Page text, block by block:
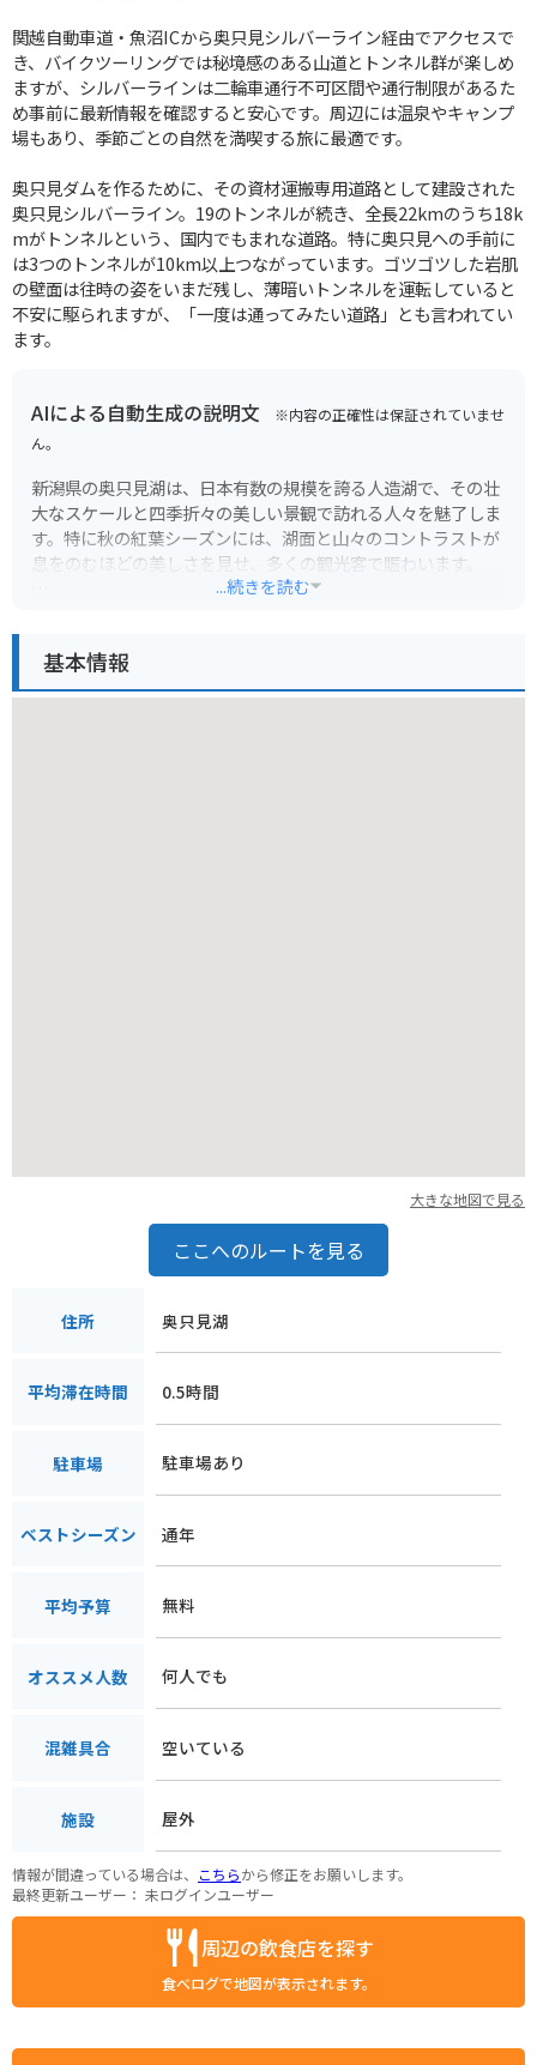
関越自動車道・魚沼ICから奥只見シルバーライン経由でアクセスで
き、バイクツーリングでは秘境感のある山道とトンネル群が楽しめ
ますが、シルバーラインは二輪車通行不可区間や通行制限があるた
め事前に最新情報を確認すると安心です。周辺には温泉やキャンプ
場もあり、季節ごとの自然を満喫する旅に最適です。
奥只見ダムを作るために、その資材運搬専用道路として建設された
奥只見シルバーライン。19のトンネルが続き、全長22kmのうち18k
mがトンネルという、国内でもまれな道路。特に奥只見への手前に
は3つのトンネルが10km以上つながっています。ゴツゴツした岩肌
の壁面は往時の姿をいまだ残し、薄暗いトンネルを運転していると
不安に駆られますが、「一度は通ってみたい道路」とも言われてい
ます。
AIによる自動生成の説明文 ※内容の正確性は保証されていませ
ん。
新潟県の奥只見湖は、日本有数の規模を誇る人造湖で、その壮
大なスケールと四季折々の美しい景観で訪れる人々を魅了しま
す。特に秋の紅葉シーズンには、湖面と山々のコントラストが
息をのむほどの美しさを見せ、多くの観光客で賑わいます。
抜けてたどり着く奥只見ダムからの眺めは圧巻です。ダムの迫
力ある姿と、その先に広がるエメラルドグリーンの湖面は、都
は、地元の工芸品なども見つけることができます。都会では味
るひとときをお過ごしください。
...続きを読む
基本情報
大きな地図で見る
ここへのルートを見る
住所 奥只見湖
平均滞在時間 0.5時間
駐車場 駐車場あり
ベストシーズン 通年
平均予算 無料
オススメ人数 何人でも
混雑具合 空いている
施設 屋外
情報が間違っている場合は、 こちらから修正をお願いします。
最終更新ユーザー： 未ログインユーザー
周辺の飲食店を探す
食べログで地図が表示されます。